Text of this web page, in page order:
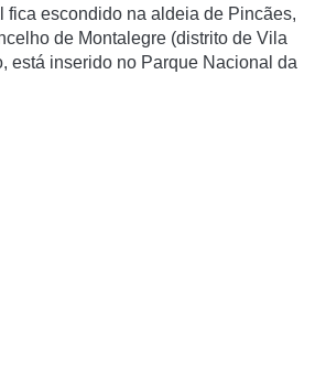
fica escondido na aldeia de Pincães,
de Montalegre (distrito de Vila
está inserido no Parque Nacional da